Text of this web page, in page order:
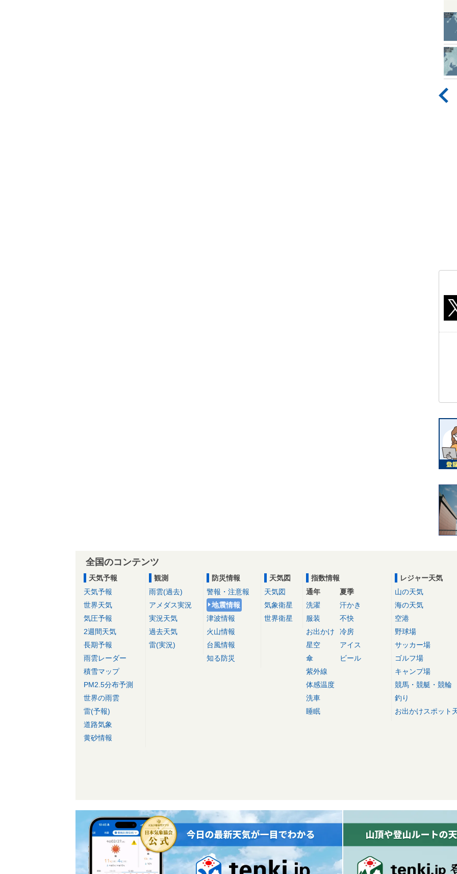
全国のコンテンツ
天気予報
天気予報
世界天気
気圧予報
2週間天気
長期予報
雨雲レーダー
積雪マップ
PM2.5分布予測
世界の雨雲
雷(予報)
道路気象
黄砂情報
観測
雨雲(過去)
アメダス実況
実況天気
過去天気
雷(実況)
防災情報
警報・注意報
地震情報
津波情報
火山情報
台風情報
知る防災
天気図
天気図
気象衛星
世界衛星
指数情報
通年
洗濯
服装
お出かけ
星空
傘
紫外線
体感温度
洗車
睡眠
夏季
汗かき
不快
冷房
アイス
ビール
レジャー天気
山の天気
海の天気
空港
野球場
サッカー場
ゴルフ場
キャンプ場
競馬・競艇・競輪
釣り
お出かけスポット